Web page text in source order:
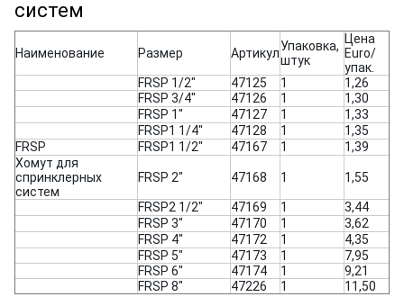
систем
Наименование Размер АртикулУпаковка,
штук
Цена
Euro/
упак.
FRSP 1/2"
47125 1
1,26
FRSP 3/4"
47126 1
1,30
FRSP 1"
47127 1
1,33
FRSP1 1/4"
47128 1
1,35
FRSP
FRSP1 1/2" 47167 1
1,39
Хомут для
спринклерных
систем
FRSP 2" 47168 1 1,55
FRSP2 1/2" 47169 1
3,44
FRSP 3"
47170 1
3,62
FRSP 4"
47172 1
4,35
FRSP 5"
47173 1
7,95
FRSP 6"
47174 1
9,21
FRSP 8"
47226 1 11,50